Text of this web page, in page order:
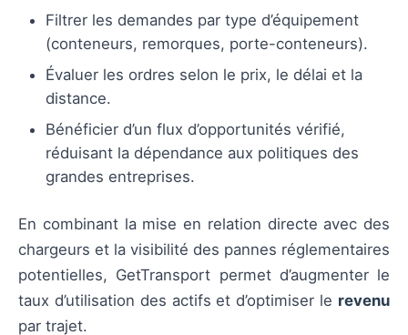
Filtrer les demandes par type d’équipement
(conteneurs, remorques, porte-conteneurs).
Évaluer les ordres selon le prix, le délai et la
distance.
Bénéficier d’un flux d’opportunités vérifié,
réduisant la dépendance aux politiques des
grandes entreprises.
En combinant la mise en relation directe avec des
chargeurs et la visibilité des pannes réglementaires
potentielles, GetTransport permet d’augmenter le
taux d’utilisation des actifs et d’optimiser le revenu
par trajet.